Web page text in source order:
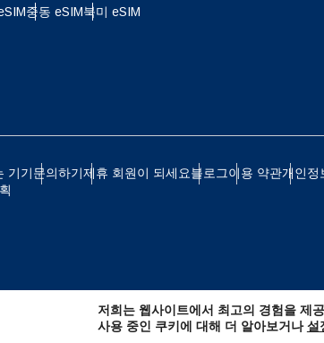
중동 eSIM북미 eSIM
기기문의하기제휴 회원이 되세요블로그이용 약관개인정
CHF - 스위스 프랑
저희는 웹사이트에서 최고의 경험을 제
사용 중인 쿠키에 대해 더 알아보거나설